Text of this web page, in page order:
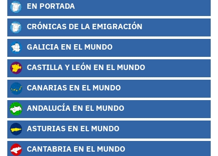
EN PORTADA
CRÓNICAS DE LA EMIGRACIÓN
GALICIA EN EL MUNDO
CASTILLA Y LEÓN EN EL MUNDO
CANARIAS EN EL MUNDO
ANDALUCÍA EN EL MUNDO
ASTURIAS EN EL MUNDO
CANTABRIA EN EL MUNDO